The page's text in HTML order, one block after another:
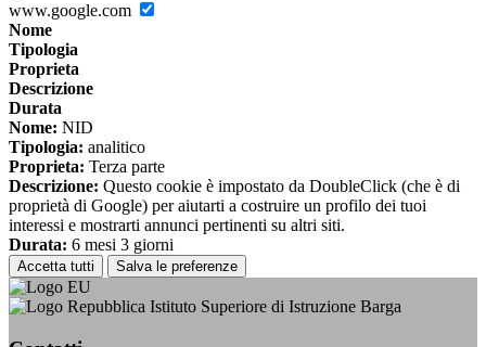
www.google.com
Nome
Tipologia
Proprieta
Descrizione
Durata
Nome: NID
Tipologia: analitico
Proprieta: Terza parte
Descrizione: Questo cookie è impostato da DoubleClick (che è di
proprietà di Google) per aiutarti a costruire un profilo dei tuoi
interessi e mostrarti annunci pertinenti su altri siti.
Durata: 6 mesi 3 giorni
Accetta tutti Salva le preferenze
Istituto Superiore di Istruzione Barga